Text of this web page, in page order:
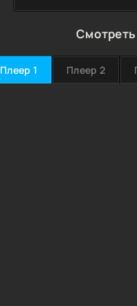
Смотреть
Плеер 1 Плеер 2